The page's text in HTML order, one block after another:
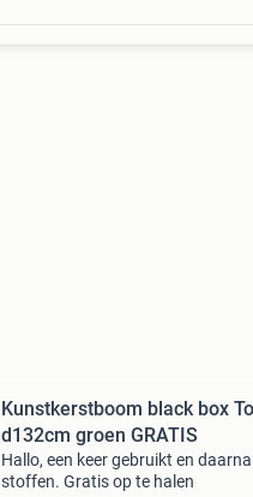
Kunstkerstboom black box
d132cm groen GRATIS
Hallo, een keer gebruikt en
stoffen. Gratis op te halen